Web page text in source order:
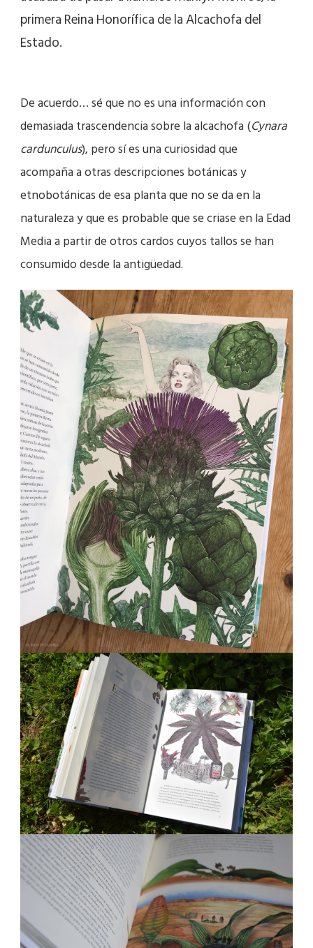
primera Reina Honorífica de la Alcachofa del
Estado.
De acuerdo… sé que no es una información con
demasiada trascendencia sobre la alcachofa (Cynara
cardunculus), pero sí es una curiosidad que
acompaña a otras descripciones botánicas y
etnobotánicas de esa planta que no se da en la
naturaleza y que es probable que se criase en la Edad
Media a partir de otros cardos cuyos tallos se han
consumido desde la antigüedad.